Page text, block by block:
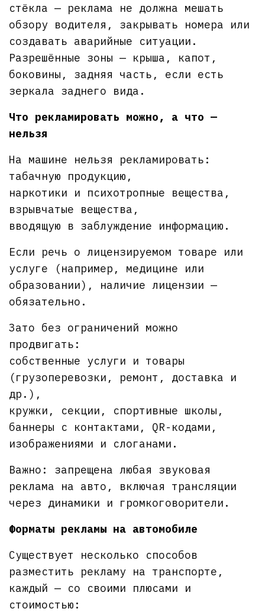
стёкла — реклама не должна мешать
обзору водителя, закрывать номера или
создавать аварийные ситуации.
Разрешённые зоны — крыша, капот,
боковины, задняя часть, если есть
зеркала заднего вида.
Что рекламировать можно, а что —
нельзя
На машине нельзя рекламировать:
табачную продукцию,
наркотики и психотропные вещества,
взрывчатые вещества,
вводящую в заблуждение информацию.
Если речь о лицензируемом товаре или
услуге (например, медицине или
образовании), наличие лицензии —
обязательно.
Зато без ограничений можно
продвигать:
собственные услуги и товары
(грузоперевозки, ремонт, доставка и
др.),
кружки, секции, спортивные школы,
баннеры с контактами, QR-кодами,
изображениями и слоганами.
Важно: запрещена любая звуковая
реклама на авто, включая трансляции
через динамики и громкоговорители.
Форматы рекламы на автомобиле
Существует несколько способов
разместить рекламу на транспорте,
каждый — со своими плюсами и
стоимостью: